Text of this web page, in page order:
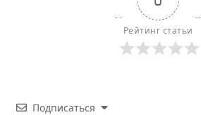
Рейтинг статьи
Подписаться